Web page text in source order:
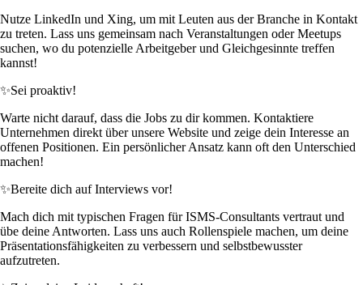
Nutze LinkedIn und Xing, um mit Leuten aus der Branche in Kontakt
zu treten. Lass uns gemeinsam nach Veranstaltungen oder Meetups
suchen, wo du potenzielle Arbeitgeber und Gleichgesinnte treffen
kannst!
✨Sei proaktiv!
Warte nicht darauf, dass die Jobs zu dir kommen. Kontaktiere
Unternehmen direkt über unsere Website und zeige dein Interesse an
offenen Positionen. Ein persönlicher Ansatz kann oft den Unterschied
machen!
✨Bereite dich auf Interviews vor!
Mach dich mit typischen Fragen für ISMS-Consultants vertraut und
übe deine Antworten. Lass uns auch Rollenspiele machen, um deine
Präsentationsfähigkeiten zu verbessern und selbstbewusster
aufzutreten.